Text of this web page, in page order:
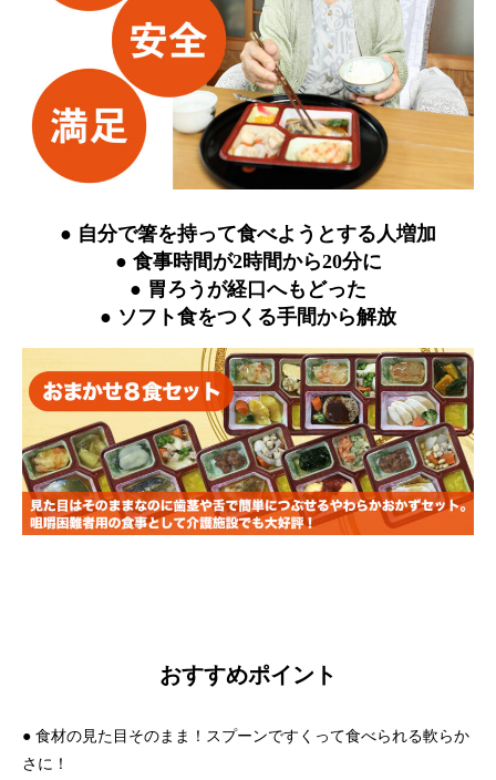
● 自分で箸を持って食べようとする人増加
● 食事時間が2時間から20分に
● 胃ろうが経口へもどった
● ソフト食をつくる手間から解放
おすすめポイント
● 食材の見た目そのまま！スプーンですくって食べられる軟らか
さに！